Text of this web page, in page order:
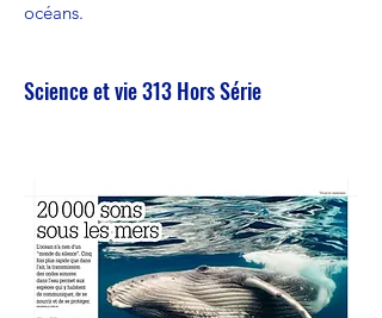
océans.
Science et vie 313 Hors Série